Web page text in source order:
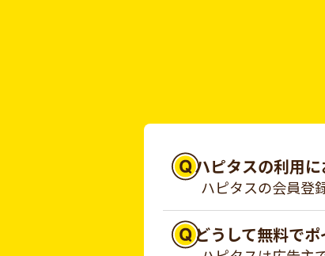
ハピタスの利用
ハピタスの会員登
どうして無料で